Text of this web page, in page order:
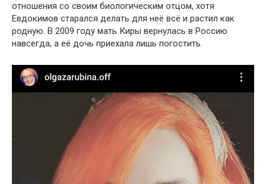
отношения со своим биологическим отцом, хотя
Евдокимов старался делать для неё всё и растил как
родную. В 2009 году мать Киры вернулась в Россию
навсегда, а её дочь приехала лишь погостить.